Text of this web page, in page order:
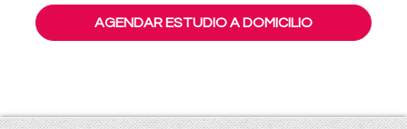
AGENDAR ESTUDIO A DOMICILIO